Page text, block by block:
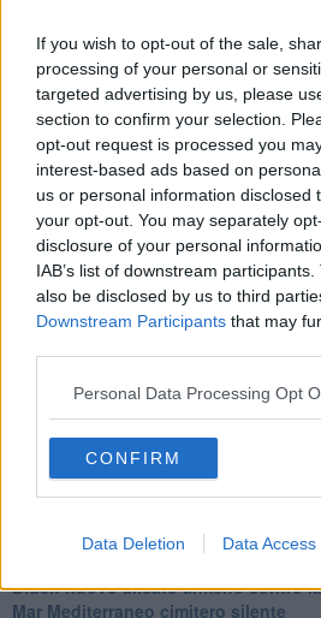
If you wish to opt-out of the sale,
processing of your personal or
targeted advertising by us, please
section to confirm your selection.
opt-out request is processed you
interest-based ads based on
us or personal information disclosed
your opt-out. You may separately
disclosure of your personal
IAB’s list of downstream
also be disclosed by us to third
Downstream Participants that may
Personal Data Processing Opt
CONFIRM
Data Deletion Data Access
Desmond Tutu "la voce dei senza
Natale da incubo per Boris Johnson
La questione Ucraina
Cipro, un ponte dove si mischiano
Una vigilia di Natale per un nuovo
La questione israelo-palestinese
Erdogan continua a sfidare
Libano, collasso economico e
Johnson, da Trump a Biden alla
L'AUKUS e il Quad
Biden, primo presidente USA non in
Papa Bergoglio vedrà Viktor Orbán
Bennet, un giorno in attesa di Biden
Sudafrica, è allarme alimentare
Usa di nuovo al centro della
L’appuntamento di Israele con il
La farsa delle elezioni in Siria
Niente di nuovo in Medioriente
Biden nuovo alleato armeno contro
Mar Mediterraneo cimitero silente